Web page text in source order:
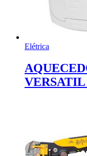
Elétrica
VERSATIL